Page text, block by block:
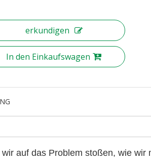
erkundigen
In den Einkaufswagen
auf das Problem stoßen, wie wir